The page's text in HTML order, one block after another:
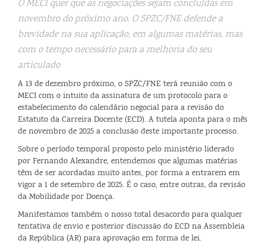
O MECI quer que as negociações sejam concluídas em
novembro do próximo ano. O SPZC/FNE defende a
brevidade na sua aplicação, em algumas matérias, mas
com o tempo necessário para a melhoria do seu
articulado
A 13 de dezembro próximo, o SPZC/FNE terá reunião com o
MECI com o intuito da assinatura de um protocolo para o
estabelecimento do calendário negocial para a revisão do
Estatuto da Carreira Docente (ECD). A tutela aponta para o mês
de novembro de 2025 a conclusão deste importante processo.
Sobre o período temporal proposto pelo ministério liderado
por Fernando Alexandre, entendemos que algumas matérias
têm de ser acordadas muito antes, por forma a entrarem em
vigor a 1 de setembro de 2025. É o caso, entre outras, da revisão
da Mobilidade por Doença.
Manifestamos também o nosso total desacordo para qualquer
tentativa de envio e posterior discussão do ECD na Assembleia
da República (AR) para aprovação em forma de lei.